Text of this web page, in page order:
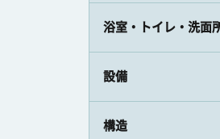
浴室・トイレ・洗面
設備
構造